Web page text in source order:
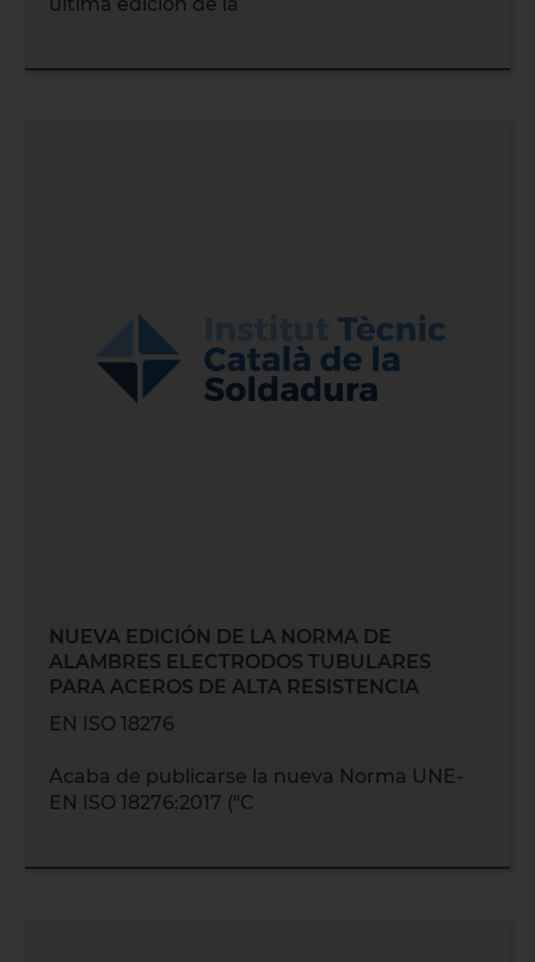
NUEVA EDICIÓN DE LA NORMA DE
ALAMBRES ELECTRODOS TUBULARES
PARA ACEROS DE ALTA RESISTENCIA
EN ISO 18276
Acaba de publicarse la nueva Norma UNE-
EN ISO 18276:2017 ("C